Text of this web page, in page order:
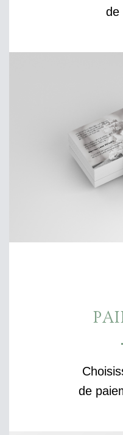
de
de